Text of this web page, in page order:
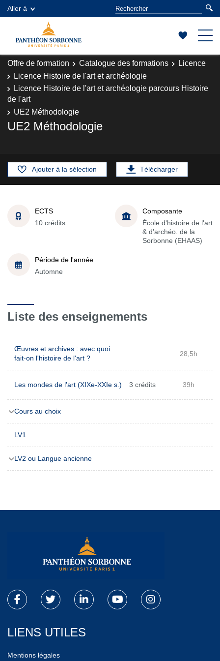
Aller à
Offre de formation Catalogue des formations
Licence
Licence Histoire de l'art et archéologie
Licence Histoire de l'art et archéologie parcours Histoire
de l'art
UE2 Méthodologie
UE2 Méthodologie
Ajouter à la sélection Télécharger
ECTS
10 crédits
Composante
École d'histoire de l'art
& d'archéo. de la
Sorbonne (EHAAS)
Période de l'année
Automne
Liste des enseignements
Œuvres et archives : avec quoi
fait-on l'histoire de l'art ?
28,5h
Les mondes de l'art (XIXe-XXIe s.) 3 crédits 39h
Cours au choix
LV1
LV2 ou Langue ancienne
LIENS UTILES
Mentions légales